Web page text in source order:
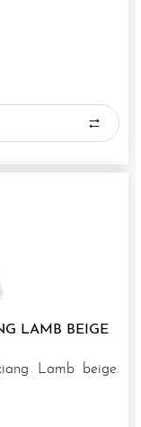
LAMB BEIGE
Lamb beige.